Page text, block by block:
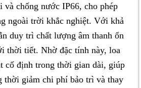
chống nước IP66, cho phép
ngoài trời khắc nghiệt. Với khả
duy trì chất lượng âm thanh ổn
thời tiết. Nhờ đặc tính này, loa
cố định trong thời gian dài, giúp
thời giảm chi phí bảo trì và thay